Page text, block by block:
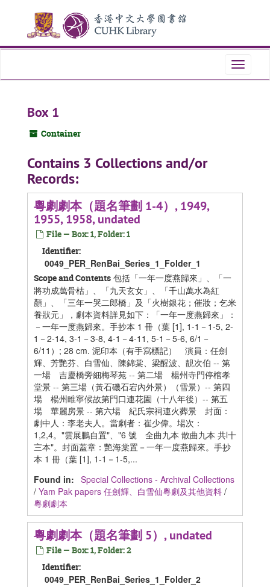
content
Toggle
Box 1
Container
Contains 3 Collections and/or
Records:
粵劇劇本（題名筆劃 1-4）, 1949,
1955, 1958, undated
File — Box: 1, Folder: 1
Identifier:
0049_PER_RenBai_Series_1_Folder_1
Scope and Contents 包括「一年一度燕歸來」、「一
將功成萬骨枯」、「九天玄女」、「千山萬水為紅
顏」、「三年一哭二郎橋」及「火樹銀花；催妝；乞米
養狀元」，劇本資料詳見如下：「一年一度燕歸來」：
－一年一度燕歸來。手抄本 1 冊（葉 [1], 1-1－1-5, 2-
1－2-14, 3-1－3-8, 4-1－4-11, 5-1－5-6, 6/1－
6/11）; 28 cm. 泥印本（有手寫標記） 演員：任劍
輝、芳艷芬、白雪仙、陳錦棠、梁醒波、靚次伯 -- 第
一場 吉慶橋旁細梅琴苑 -- 第二場 楊州寺門停棺孝
堂景 -- 第三場（黃石磯石宕內外景）（雪景）-- 第四
場 楊州睢寧候故第門口連花園（十八年後）-- 第五
場 華麗房景 -- 第六場 紀氏宗祠連火葬景 封面：
劇中人：李老夫人。當劇者：崔少偉。場次：
1,2,4。"雲展鵬自置"、"6 號 全曲九本 散曲九本 共l十
〨本"。封面蓋章：艷海棠置－一年一度燕歸來。手抄
本 1 冊（葉 [1], 1-1－1-5,...
Found in: Special Collections - Archival Collections
/ Yam Pak papers 任劍輝、白雪仙粵劇及其他資料 /
粵劇劇本
粵劇劇本（題名筆劃 5）, undated
File — Box: 1, Folder: 2
Identifier:
0049_PER_RenBai_Series_1_Folder_2